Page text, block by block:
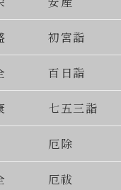
初宮詣
百日詣
七五三詣
厄除
厄祓